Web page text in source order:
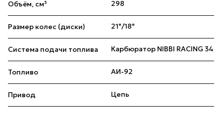
Объём, см³ 298
Размер колес (диски) 21"/18"
Система подачи топлива Карбюратор NIBBI RACING 34
Топливо АИ-92
Привод Цепь